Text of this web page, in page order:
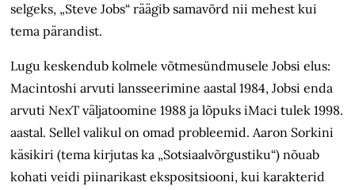
selgeks, „Steve Jobs“ räägib samavõrd nii mehest kui
tema pärandist.
Lugu keskendub kolmele võtmesündmusele Jobsi elus:
Macintoshi arvuti lansseerimine aastal 1984, Jobsi enda
arvuti NexT väljatoomine 1988 ja lõpuks iMaci tulek 1998.
aastal. Sellel valikul on omad probleemid. Aaron Sorkini
käsikiri (tema kirjutas ka „Sotsiaalvõrgustiku“) nõuab
kohati veidi piinarikast ekspositsiooni, kui karakterid